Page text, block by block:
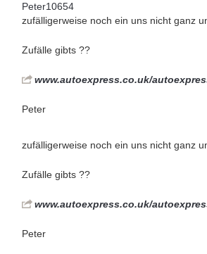
Peter10654
zufälligerweise noch ein uns nicht ganz
Zufälle gibts ??
www.autoexpress.co.uk/
Peter
zufälligerweise noch ein uns nicht ganz
Zufälle gibts ??
www.autoexpress.co.uk/
Peter